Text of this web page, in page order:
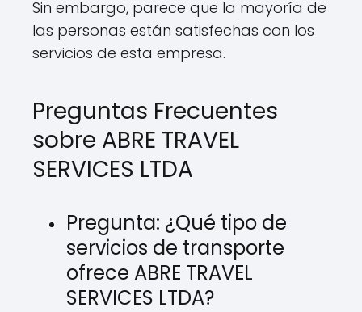
Sin embargo, parece que la mayoría de
las personas están satisfechas con los
servicios de esta empresa.
Preguntas Frecuentes
sobre ABRE TRAVEL
SERVICES LTDA
Pregunta: ¿Qué tipo de
servicios de transporte
ofrece ABRE TRAVEL
SERVICES LTDA?